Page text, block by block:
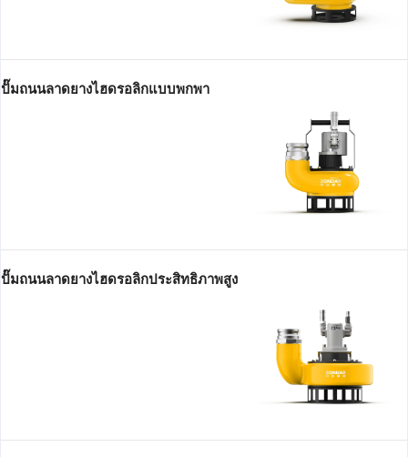
ประสิทธิภาพสูง
ปั๊มถนนลาดยางไฮดรอลิกแบบพกพา
ปั๊มถนนลาดยางไฮดรอลิกประสิทธิภาพสูง